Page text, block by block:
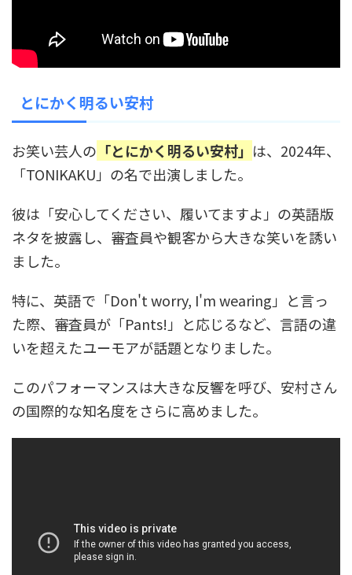
とにかく明るい安村
お笑い芸人の 「とにかく明るい安村」 は、2024年、
「TONIKAKU」の名で出演しました。
彼は「安心してください、履いてますよ」の英語版
ネタを披露し、審査員や観客から大きな笑いを誘い
ました。
特に、英語で「Don't worry, I'm wearing」と言っ
た際、審査員が「Pants!」と応じるなど、言語の違
いを超えたユーモアが話題となりました。
このパフォーマンスは大きな反響を呼び、安村さん
の国際的な知名度をさらに高めました。